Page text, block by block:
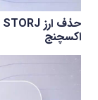
اکسچنج